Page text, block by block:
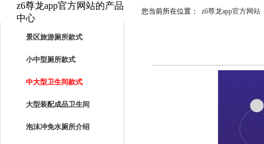
z6尊龙app官方网站的产品
中心
景区旅游厕所款式
小中型厕所款式
中大型卫生间款式
大型装配成品卫生间
泡沫冲免水厕所介绍
您当前所在位置： z6尊龙app官方网站